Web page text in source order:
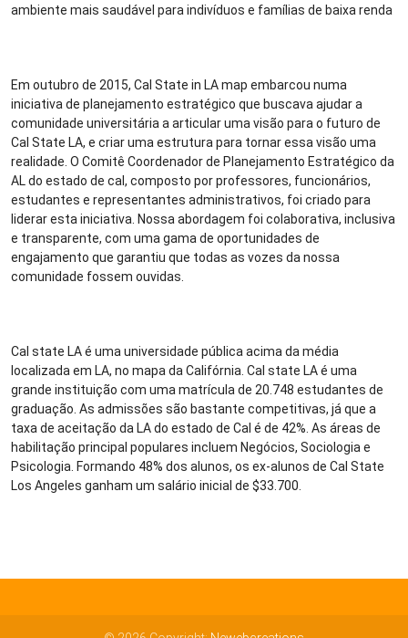
ambiente mais saudável para indivíduos e famílias de baixa renda
Em outubro de 2015, Cal State in LA map embarcou numa
iniciativa de planejamento estratégico que buscava ajudar a
comunidade universitária a articular uma visão para o futuro de
Cal State LA, e criar uma estrutura para tornar essa visão uma
realidade. O Comitê Coordenador de Planejamento Estratégico da
AL do estado de cal, composto por professores, funcionários,
estudantes e representantes administrativos, foi criado para
liderar esta iniciativa. Nossa abordagem foi colaborativa, inclusiva
e transparente, com uma gama de oportunidades de
engajamento que garantiu que todas as vozes da nossa
comunidade fossem ouvidas.
Cal state LA é uma universidade pública acima da média
localizada em LA, no mapa da Califórnia. Cal state LA é uma
grande instituição com uma matrícula de 20.748 estudantes de
graduação. As admissões são bastante competitivas, já que a
taxa de aceitação da LA do estado de Cal é de 42%. As áreas de
habilitação principal populares incluem Negócios, Sociologia e
Psicologia. Formando 48% dos alunos, os ex-alunos de Cal State
Los Angeles ganham um salário inicial de $33.700.